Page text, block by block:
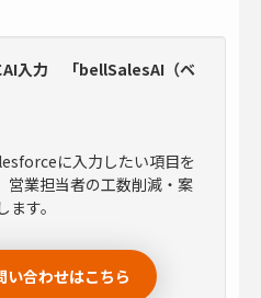
入力 「bellSalesAI（ベ
に入力したい項目を
営業担当者の工数削減・案
す。
い合わせはこちら